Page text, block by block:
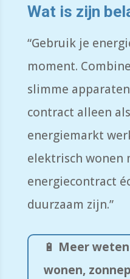
Wat is zijn
“Gebruik je
moment.
slimme
contract alleen
energiemarkt
elektrisch wonen
energiecontract
duurzaam zijn.”
🔋 Meer
wonen,